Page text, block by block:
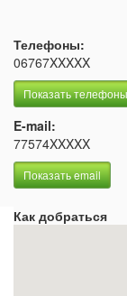
Телефоны:
06767XXXXX
Показать телефоны
E-mail:
77574XXXXX
Показать email
Как добраться